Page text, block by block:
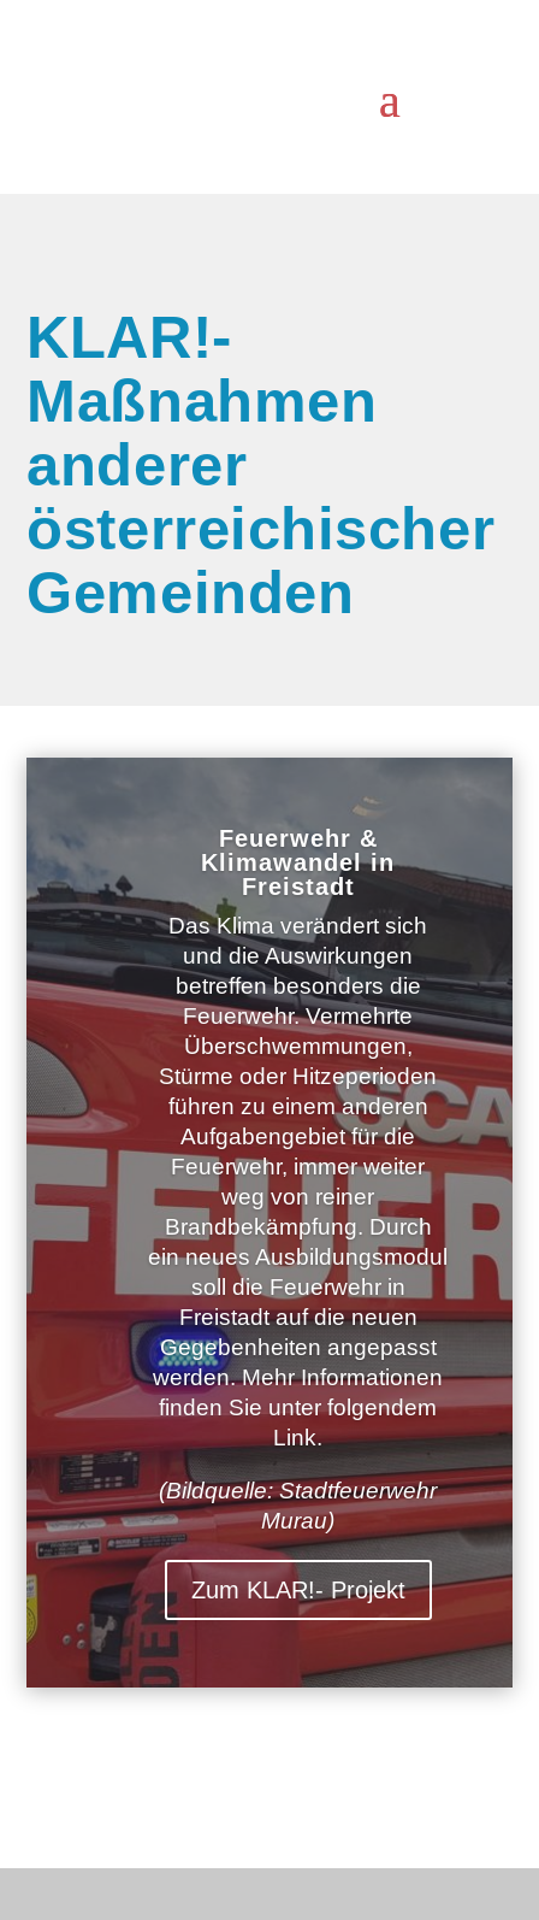
KLAR!-
Maßnahmen
anderer
österreichischer
Gemeinden
Feuerwehr &
Klimawandel in
Freistadt
Das Klima verändert sich
und die Auswirkungen
betreffen besonders die
Feuerwehr. Vermehrte
Überschwemmungen,
Stürme oder Hitzeperioden
führen zu einem anderen
Aufgabengebiet für die
Feuerwehr, immer weiter
weg von reiner
Brandbekämpfung. Durch
ein neues Ausbildungsmodul
soll die Feuerwehr in
Freistadt auf die neuen
Gegebenheiten angepasst
werden. Mehr Informationen
finden Sie unter folgendem
Link.
(Bildquelle: Stadtfeuerwehr
Murau)
Zum KLAR!- Projekt